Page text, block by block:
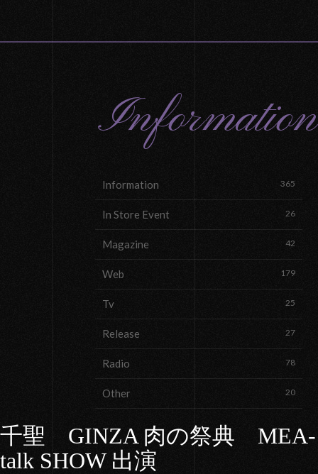
Information
Information 365
In Store Event 26
Magazine 42
Web 179
Tv 25
Release 27
Radio 78
Other 20
千聖 GINZA 肉の祭典 MEA-
talk SHOW 出演